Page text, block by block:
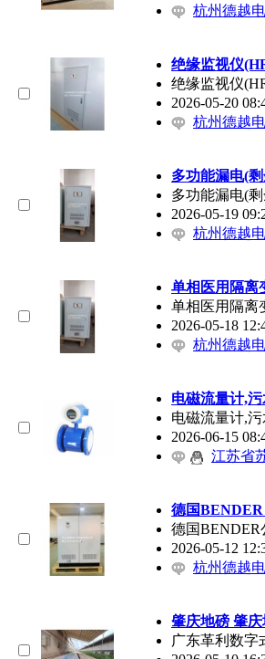
杭州德越
绝缘监视仪
绝缘监视仪
2026-05-20
杭州德越
多功能漏电(
多功能漏电(
2026-05-19
杭州德越
单相医用隔
单相医用隔离
2026-05-18
杭州德越
电磁流量计,
电磁流量计,
2026-06-15
江苏省
德国
德国BENDER
2026-05-12
杭州德越
肇庆地磅 肇
广东革利数字